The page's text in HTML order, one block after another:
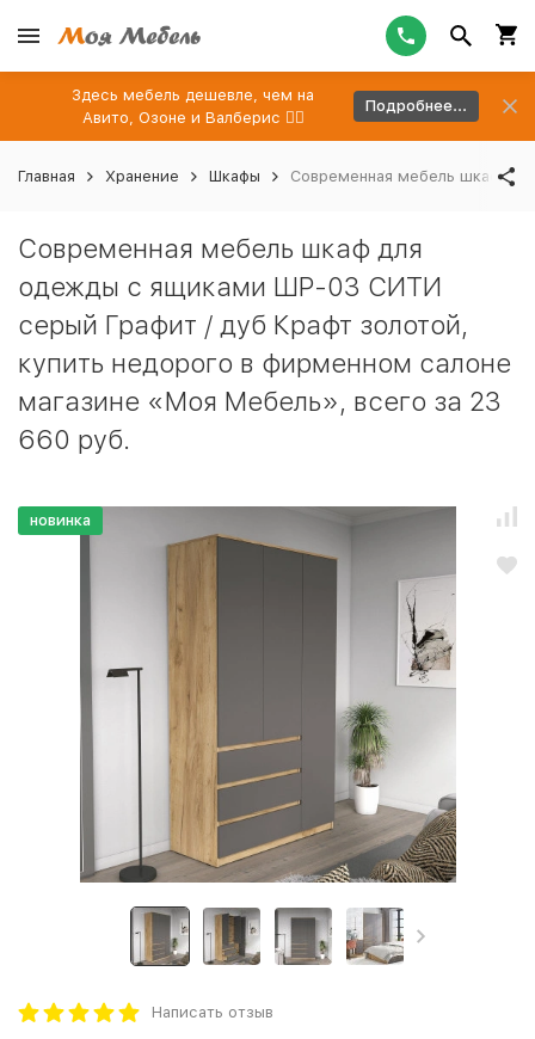
Здесь мебель дешевле, чем на
Авито, Озоне и Валберис 👉🏻
Подробнее...
Главная Хранение Шкафы Современная мебель шкаф
Современная мебель шкаф для
одежды с ящиками ШР-03 СИТИ
серый Графит / дуб Крафт золотой,
купить недорого в фирменном салоне
магазине «Моя Мебель», всего за 23
660 руб.
новинка
Написать отзыв